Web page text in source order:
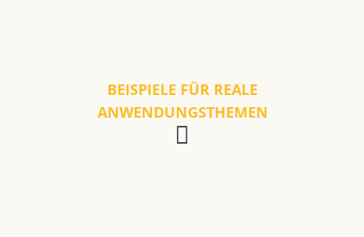
BEISPIELE FÜR REALE
ANWENDUNGSTHEMEN